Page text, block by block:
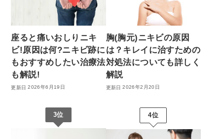
渋クリPick!
Qスイッチヤグレーザー
座ると痛いおしりニキ
ビ!原因は何?ニキビ跡に
もおすすめしたい治療法
も解説!
2026年6月19日
胸(胸元)ニキビの原因
は？キレイに治すための
対処法についても詳しく
解説
2026年2月20日
3位 4位